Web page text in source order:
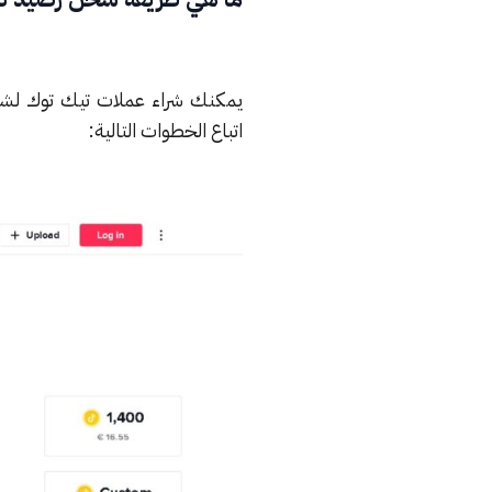
يمكنك شراء عملات تيك توك
اتباع الخطوات التالية: